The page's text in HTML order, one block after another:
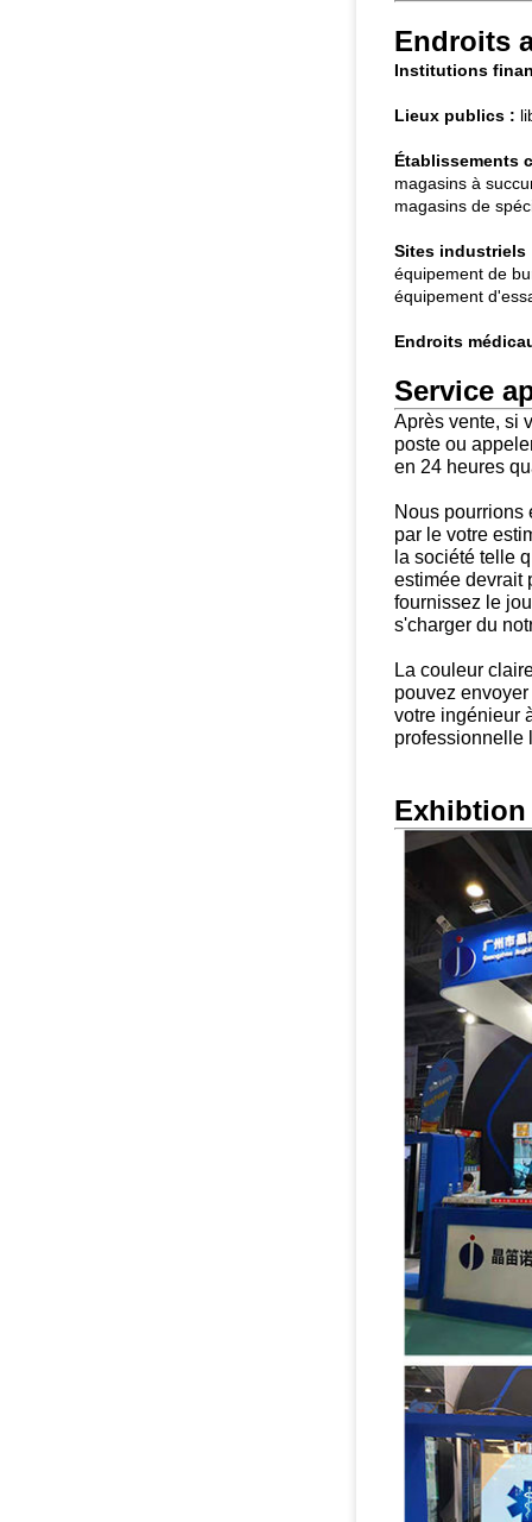
Endroits
Institutions
Lieux publics :
Établissements
magasins à
magasins de
Sites industriels
équipement de
équipement
Endroits
Service
Après vente, si
poste ou
en 24 heures
Nous pourrions
par le votre
la société telle
estimée devrait
fournissez le
s'charger du
La couleur
pouvez envoyer
votre ingénieur
professionnelle
Exhibtion